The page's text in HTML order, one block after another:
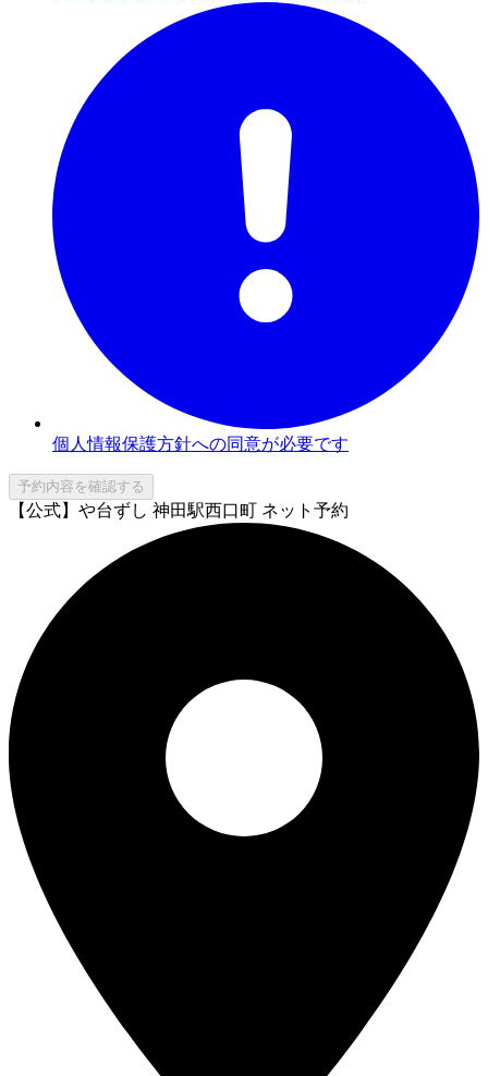
個人情報保護方針への同意が必要です
予約内容を確認する
【公式】や台ずし 神田駅西口町 ネット予約